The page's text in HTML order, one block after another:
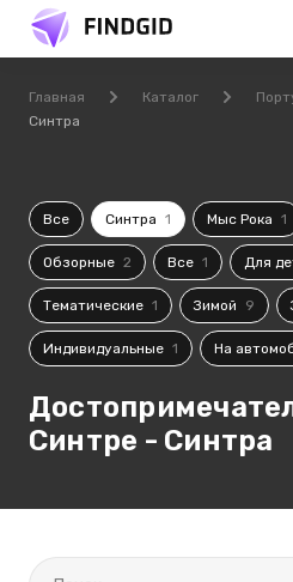
Главная Каталог
Синтра
Все Синтра 1 Мыс Рока 1
Обзорные 2 Все 1 Для
Тематические 1 Зимой 9
Индивидуальные 1 На
Синтре - Синтра